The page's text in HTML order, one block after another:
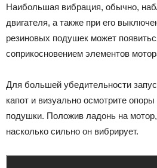
Наибольшая вибрация, обычно,
двигателя, а также при его
резиновых подушек может
соприкосновением элементов
Для большей убедительности
капот и визуально осмотрите
подушки. Положив ладонь на мотор,
насколько сильно он вибрирует.